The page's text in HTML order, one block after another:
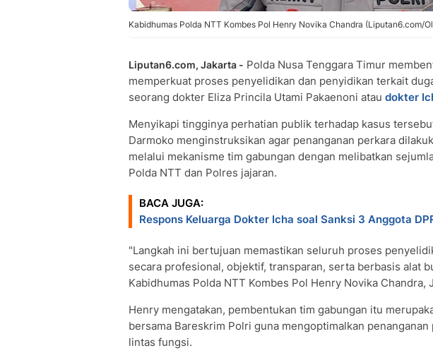
Kabidhumas Polda NTT Kombes Pol Henry Novika Chandra (Liputan6.com/
Liputan6.com, Jakarta - Polda Nusa Tenggara Timur
memperkuat proses penyelidikan dan penyidikan terkait
seorang dokter Eliza Princila Utami Pakaenoni atau dokter
Menyikapi tingginya perhatian publik terhadap kasus
Darmoko menginstruksikan agar penanganan perkara
melalui mekanisme tim gabungan dengan melibatkan
Polda NTT dan Polres jajaran.
BACA JUGA:
Respons Keluarga Dokter Icha soal Sanksi 3 Anggota
"Langkah ini bertujuan memastikan seluruh proses
secara profesional, objektif, transparan, serta berbasis alat
Kabidhumas Polda NTT Kombes Pol Henry Novika Chandra,
Henry mengatakan, pembentukan tim gabungan itu
bersama Bareskrim Polri guna mengoptimalkan
lintas fungsi.